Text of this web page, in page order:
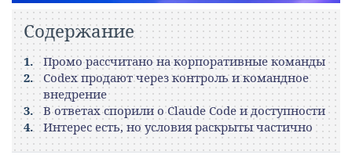
Содержание
Промо рассчитано на корпоративные команды
Codex продают через контроль и командное
внедрение
В ответах спорили о Claude Code и доступности
Интерес есть, но условия раскрыты частично